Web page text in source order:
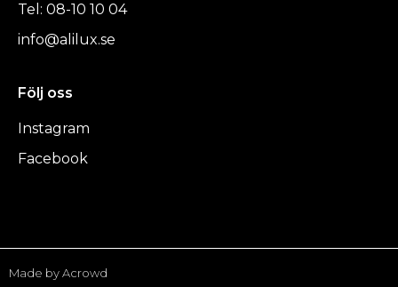
Tel: 08-10 10 04
info@alilux.se
Följ oss
Instagram
Facebook
Made by Acrowd